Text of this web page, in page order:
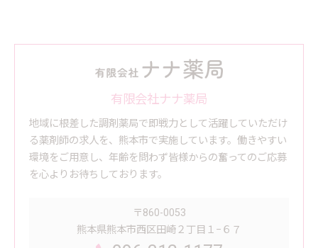
有限会社ナナ薬局
地域に根差した調剤薬局で即戦力として活躍していただけ
る薬剤師の求人を、熊本市で実施しています。働きやすい
環境をご用意し、年齢を問わず皆様からの奮ってのご応募
を心よりお待ちしております。
〒860-0053
熊本県熊本市西区田崎２丁目１−６７